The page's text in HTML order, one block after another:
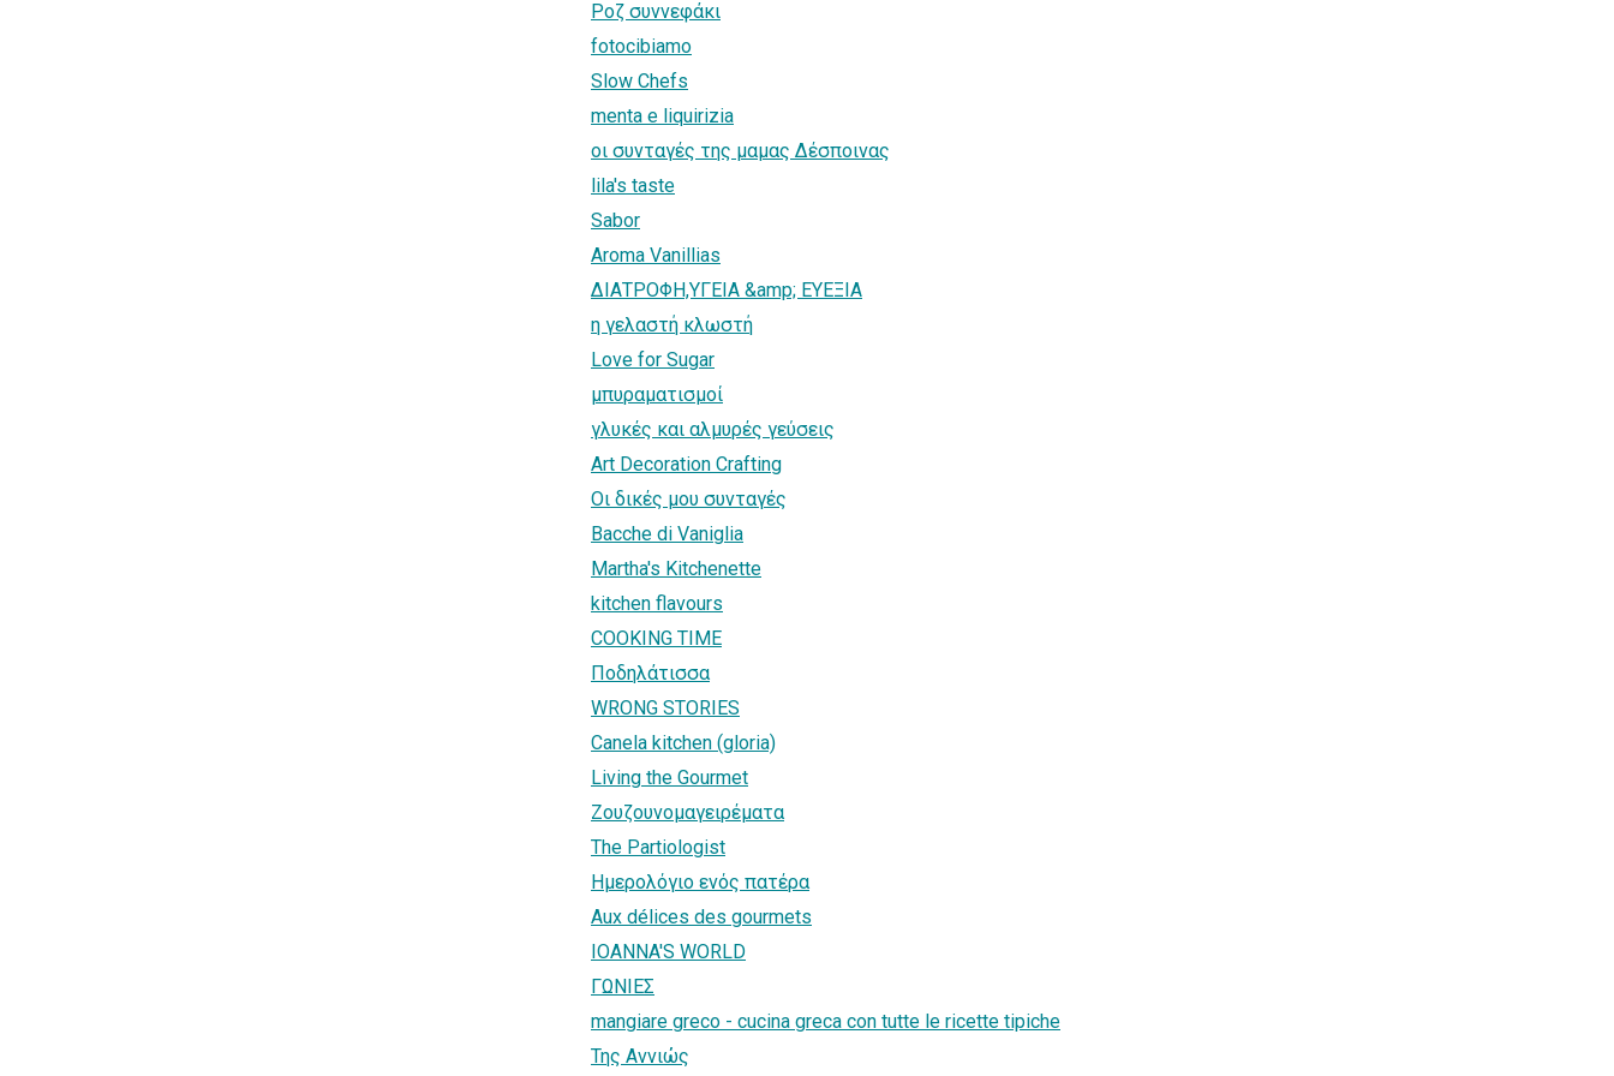
Ρoζ συννεφάκι
fotocibiamo
Slow Chefs
menta e liquirizia
οι συνταγές της μαμας Δέσποινας
lila's taste
Sabor
Aroma Vanillias
ΔΙΑΤΡΟΦΗ,ΥΓΕΙΑ &amp; ΕΥΕΞΙΑ
η γελαστή κλωστή
Love for Sugar
μπυραματισμοί
γλυκές και αλμυρές γεύσεις
Art Decoration Crafting
Οι δικές μου συνταγές
Bacche di Vaniglia
Martha's Kitchenette
kitchen flavours
COOKING TIME
Ποδηλάτισσα
WRONG STORIES
Canela kitchen (gloria)
Living the Gourmet
Ζουζουνομαγειρέματα
The Partiologist
Ημερολόγιο ενός πατέρα
Aux délices des gourmets
IOANNA'S WORLD
ΓΩΝΙΕΣ
mangiare greco - cucina greca con tutte le ricette tipiche
Της Αννιώς